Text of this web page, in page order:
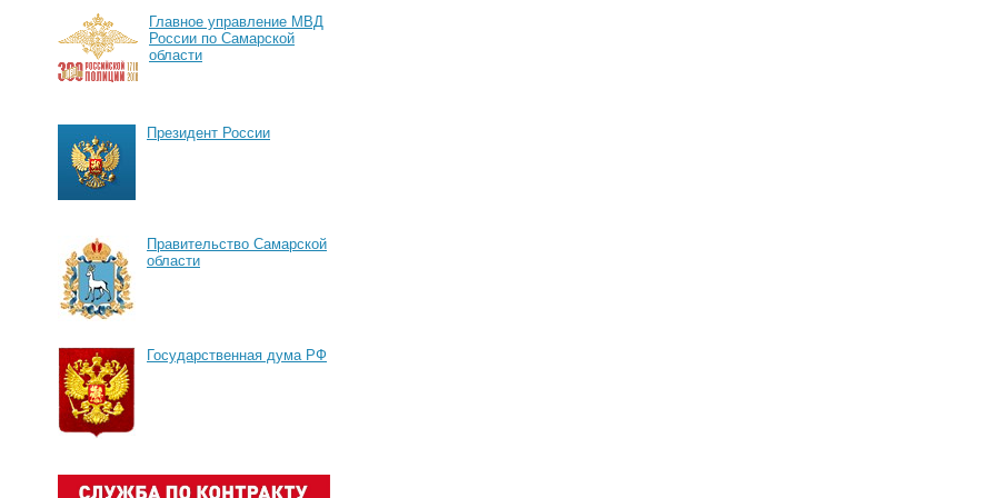
Главное управление МВД
России по Самарской
области
Президент России
Правительство Самарской
области
Государственная дума РФ